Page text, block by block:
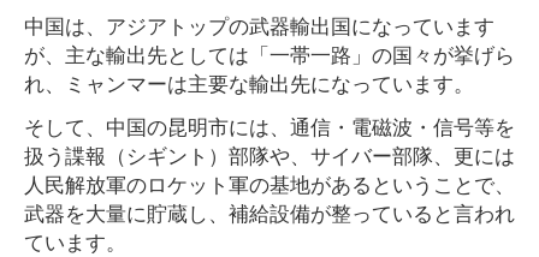
中国は、アジアトップの武器輸出国になっています
が、主な輸出先としては「一帯一路」の国々が挙げら
れ、ミャンマーは主要な輸出先になっています。
そして、中国の昆明市には、通信・電磁波・信号等を
扱う諜報（シギント）部隊や、サイバー部隊、更には
人民解放軍のロケット軍の基地があるということで、
武器を大量に貯蔵し、補給設備が整っていると言われ
ています。